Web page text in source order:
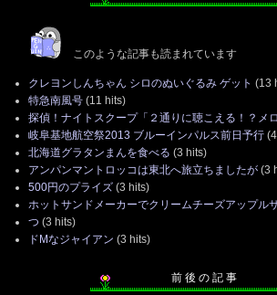
このような記事も読まれています
クレヨンしんちゃん シロのぬいぐるみ ゲット (13
特急南風号 (11 hits)
探偵！ナイトスクープ「２通りに聴こえる！？メ
岐阜基地航空祭2013 ブルーインパルス前日予行
北海道グラタンまんを食べる (3 hits)
アンパンマントロッコは東北へ旅立ちましたが (3
500円のプライズ (3 hits)
ホットサンドメーカーでクリームチーズアップル
つ (3 hits)
ドMなジャイアン (3 hits)
前 後 の 記 事